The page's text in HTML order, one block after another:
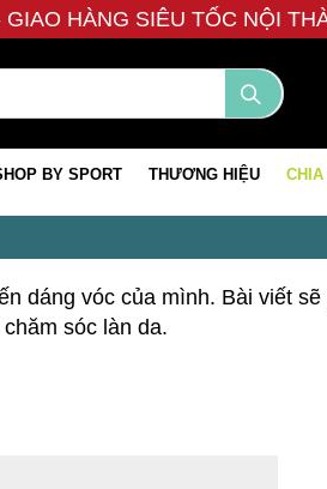
HÀNG SIÊU TỐC NỘI
BY SPORT THƯƠNG HIỆU
dáng vóc của mình. Bài viết
sóc làn da.